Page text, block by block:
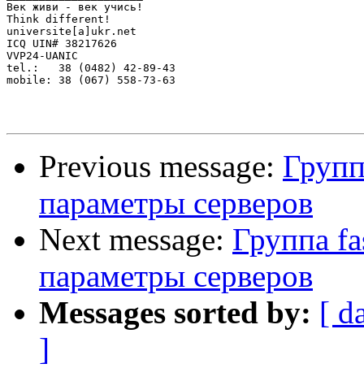
Век живи - век учись!
Think different!
universite[a]ukr.net
ICQ UIN# 38217626
VVP24-UANIC
tel.:   38 (0482) 42-89-43
mobile: 38 (067) 558-73-63
Previous message:
параметры серверов
Next message: Группа
параметры серверов
Messages sorted by: [
]